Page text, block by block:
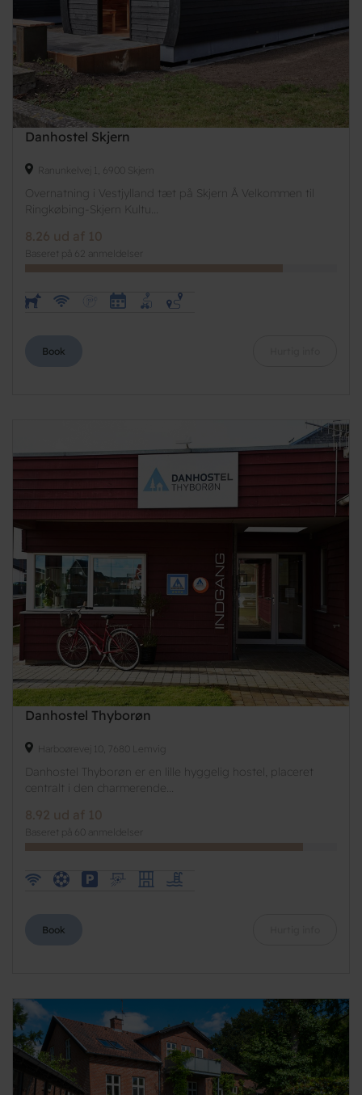
Danhostel Skjern
Ranunkelvej 1, 6900 Skjern
Overnatning i Vestjylland tæt på Skjern Å Velkommen til
Ringkøbing-Skjern Kultu...
8.26 ud af 10
Baseret på 62 anmeldelser
Book
Danhostel Thyborøn
Harboørevej 10, 7680 Lemvig
Danhostel Thyborøn er en lille hyggelig hostel, placeret
centralt i den charmerende...
8.92 ud af 10
Baseret på 60 anmeldelser
Book